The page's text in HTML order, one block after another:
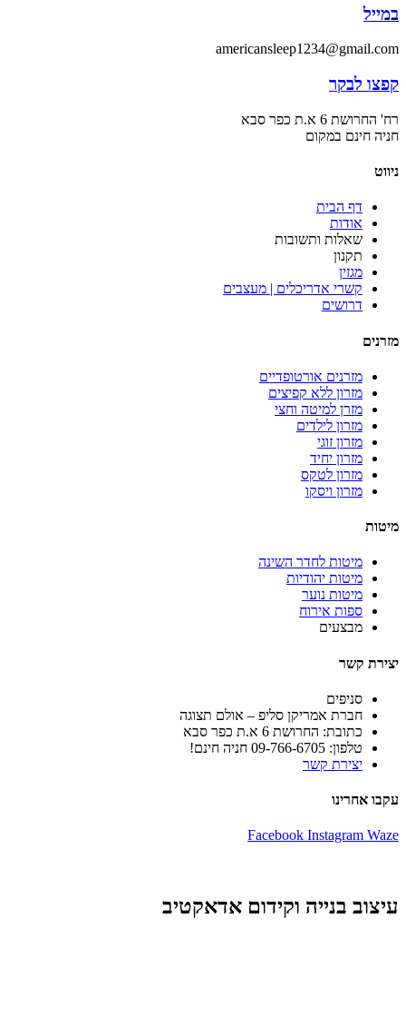
במייל
americansleep1234@gmail.com
קפצו לבקר
רח' החרושת 6 א.ת כפר סבא
חניה חינם במקום
ניווט
דף הבית
אודות
שאלות ותשובות
תקנון
מגזין
קשרי אדריכלים | מעצבים
דרושים
מזרנים
מזרנים אורטופדיים
מזרון ללא קפיצים
מזרן למיטה וחצי
מזרון לילדים
מזרון זוגי
מזרון יחיד
מזרון לטקס
מזרון ויסקו
מיטות
מיטות לחדר השינה
מיטות יהודיות
מיטות נוער
ספות אירוח
מבצעים
יצירת קשר
סניפים
חברת אמריקן סליפ – אולם תצוגה
כתובת: החרושת 6 א.ת כפר סבא
טלפון: 09-766-6705 חניה חינם!
יצירת קשר
עקבו אחרינו
Facebook Instagram Waze
עיצוב בנייה וקידום אדאקטיב